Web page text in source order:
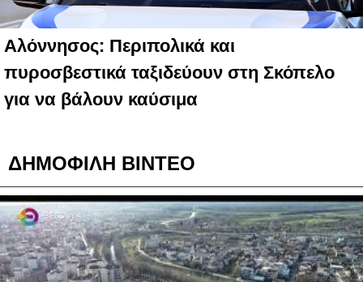
Αλόννησος: Περιπολικά και
πυροσβεστικά ταξιδεύουν στη Σκόπελο
για να βάλουν καύσιμα
ΔΗΜΟΦΙΛΗ ΒΙΝΤΕΟ